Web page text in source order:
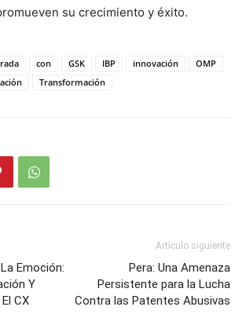
su crecimiento y éxito.
con GSK IBP innovación
OMP
Transformación
Emoción:
Y
CX
Artículo siguiente
Pera: Una Amenaza
Persistente para la Lucha
Contra las Patentes Abusivas